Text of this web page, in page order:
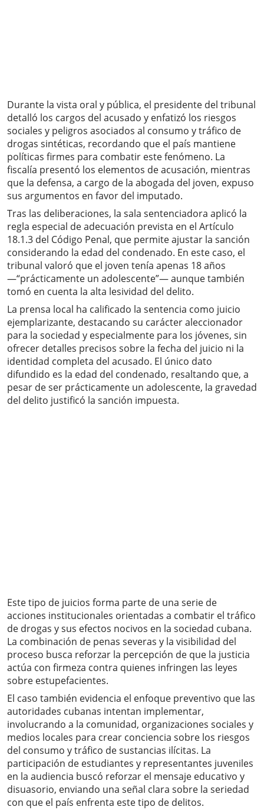
Durante la vista oral y pública, el presidente del tribunal
detalló los cargos del acusado y enfatizó los riesgos
sociales y peligros asociados al consumo y tráfico de
drogas sintéticas, recordando que el país mantiene
políticas firmes para combatir este fenómeno. La
fiscalía presentó los elementos de acusación, mientras
que la defensa, a cargo de la abogada del joven, expuso
sus argumentos en favor del imputado.
Tras las deliberaciones, la sala sentenciadora aplicó la
regla especial de adecuación prevista en el Artículo
18.1.3 del Código Penal, que permite ajustar la sanción
considerando la edad del condenado. En este caso, el
tribunal valoró que el joven tenía apenas 18 años
—“prácticamente un adolescente”— aunque también
tomó en cuenta la alta lesividad del delito.
La prensa local ha calificado la sentencia como juicio
ejemplarizante, destacando su carácter aleccionador
para la sociedad y especialmente para los jóvenes, sin
ofrecer detalles precisos sobre la fecha del juicio ni la
identidad completa del acusado. El único dato
difundido es la edad del condenado, resaltando que, a
pesar de ser prácticamente un adolescente, la gravedad
del delito justificó la sanción impuesta.
Este tipo de juicios forma parte de una serie de
acciones institucionales orientadas a combatir el tráfico
de drogas y sus efectos nocivos en la sociedad cubana.
La combinación de penas severas y la visibilidad del
proceso busca reforzar la percepción de que la justicia
actúa con firmeza contra quienes infringen las leyes
sobre estupefacientes.
El caso también evidencia el enfoque preventivo que las
autoridades cubanas intentan implementar,
involucrando a la comunidad, organizaciones sociales y
medios locales para crear conciencia sobre los riesgos
del consumo y tráfico de sustancias ilícitas. La
participación de estudiantes y representantes juveniles
en la audiencia buscó reforzar el mensaje educativo y
disuasorio, enviando una señal clara sobre la seriedad
con que el país enfrenta este tipo de delitos.